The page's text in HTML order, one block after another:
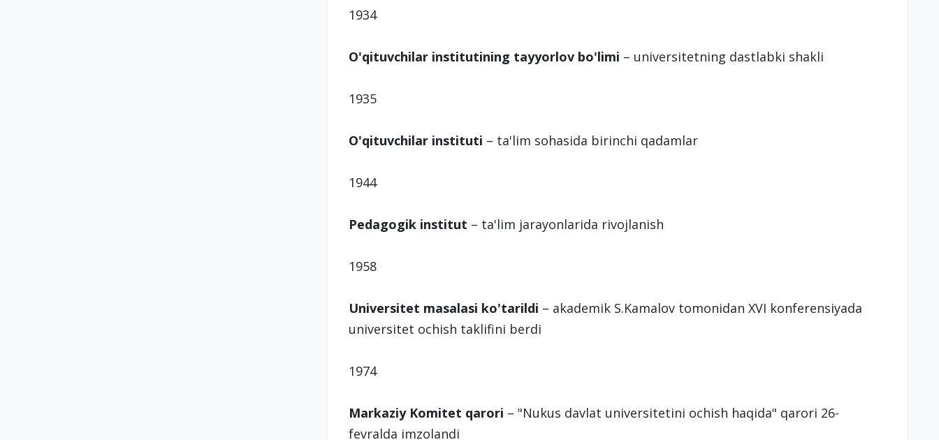
1934
O'qituvchilar institutining tayyorlov bo'limi – universitetning dastlabki shakli
1935
O'qituvchilar instituti – ta'lim sohasida birinchi qadamlar
1944
Pedagogik institut – ta'lim jarayonlarida rivojlanish
1958
Universitet masalasi ko'tarildi – akademik S.Kamalov tomonidan XVI konferensiyada
universitet ochish taklifini berdi
1974
Markaziy Komitet qarori – "Nukus davlat universitetini ochish haqida" qarori 26-
fevralda imzolandi